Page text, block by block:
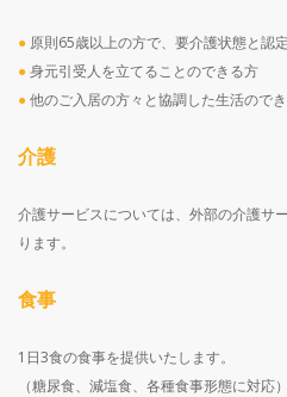
● 原則65歳以上の方で、要介護状態と認
●身元引受人を立てることのできる方
●他のご入居の方々と協調した生活ので
介護
介護サービスについては、外部の介護サ
ります。
食事
1日3食の食事を提供いたします。
（糖尿食、減塩食、各種食事形態に対応）